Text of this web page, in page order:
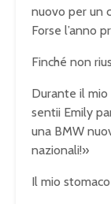
nuovo per un
Forse l’anno
Finché non
Durante il
sentii Emily
una BMW
nazionali!»
Il mio